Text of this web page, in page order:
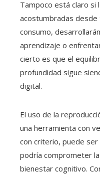
Tampoco está claro si
acostumbradas
consumo,
aprendizaje o
cierto es que el
profundidad sigue
digital.
El uso de la
una herramienta con
con criterio, puede
podría comprometer
bienestar cognitivo.